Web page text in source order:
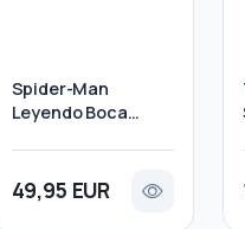
Spider-Man
Leyendo Boca
49,95 EUR